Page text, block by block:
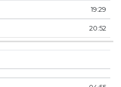
19:29
20:52